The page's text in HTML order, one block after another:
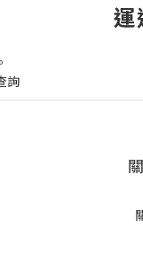
運
詢